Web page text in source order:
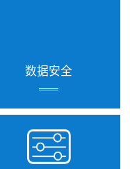
数据安全